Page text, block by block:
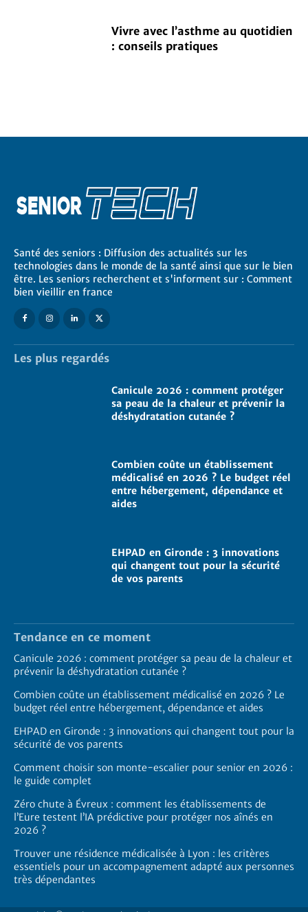
Vivre avec l’asthme au quotidien
: conseils pratiques
Santé des seniors : Diffusion des actualités sur les
technologies dans le monde de la santé ainsi que sur le bien
être. Les seniors recherchent et s'informent sur : Comment
bien vieillir en france
Les plus regardés
Canicule 2026 : comment protéger
sa peau de la chaleur et prévenir la
déshydratation cutanée ?
Combien coûte un établissement
médicalisé en 2026 ? Le budget réel
entre hébergement, dépendance et
aides
EHPAD en Gironde : 3 innovations
qui changent tout pour la sécurité
de vos parents
Tendance en ce moment
Canicule 2026 : comment protéger sa peau de la chaleur et
prévenir la déshydratation cutanée ?
Combien coûte un établissement médicalisé en 2026 ? Le
budget réel entre hébergement, dépendance et aides
EHPAD en Gironde : 3 innovations qui changent tout pour la
sécurité de vos parents
Comment choisir son monte-escalier pour senior en 2026 :
le guide complet
Zéro chute à Évreux : comment les établissements de
l’Eure testent l’IA prédictive pour protéger nos aînés en
2026 ?
Trouver une résidence médicalisée à Lyon : les critères
essentiels pour un accompagnement adapté aux personnes
très dépendantes